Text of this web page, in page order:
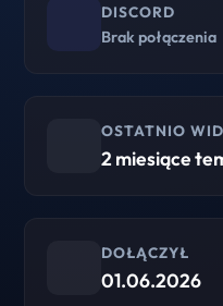
DISCORD
Brak połączenia
OSTATNIO
2 miesiące
DOŁĄCZYŁ
01.06.2026